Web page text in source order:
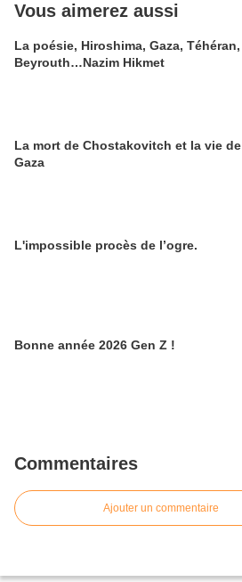
Vous aimerez aussi
La poésie, Hiroshima, Gaza, Téhéran,
Beyrouth…Nazim Hikmet
La mort de Chostakovitch et la vie de
Gaza
L'impossible procès de l’ogre.
Bonne année 2026 Gen Z !
Commentaires
Ajouter un commentaire